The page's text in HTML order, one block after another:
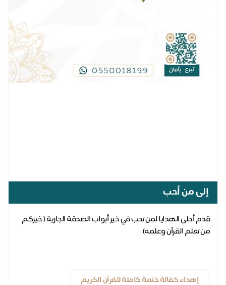
إلى من أحب
قدم أحلى الهدايا لمن تحب في خير أبواب الصدقة الجارية ( خيركم
من تعلم القرآن وعلمه)
إهداء كفالة ختمة كاملة للقرآن الكريم